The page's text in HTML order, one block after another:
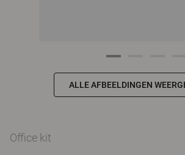
ALLE AFBEELDINGEN
Office kit